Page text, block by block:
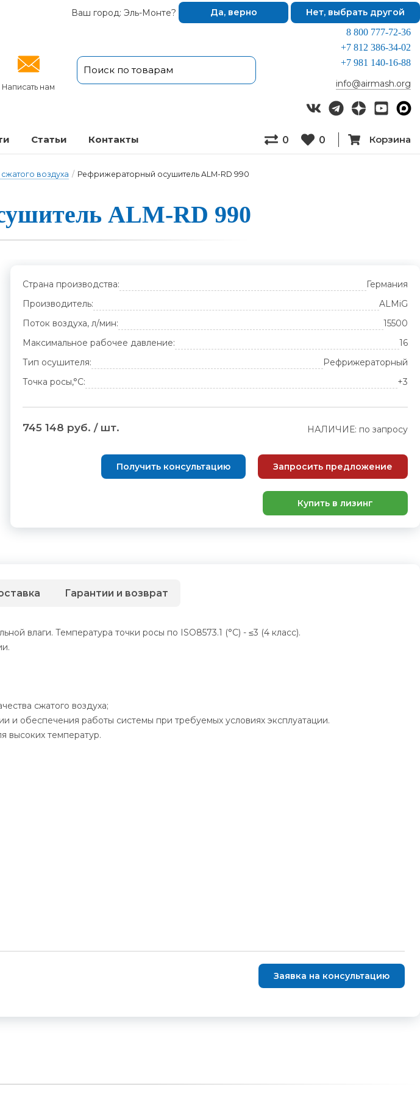
Ваш город: Эль-Монте? Да, верно Нет, выбрать другой
Написать нам
8 800 777-72-36
+7 812 386-34-02
+7 981 140-16-88
info@airmash.org
Статьи Кон­так­ты 0 0 Корзина
воздуха / Рефрижераторный осушитель ALM-RD 990
ALM-RD 990
Страна производства:
Германия
Производитель:
ALMiG
Поток воздуха, л/мин:
15500
Максимальное рабочее давление:
16
Тип осушителя:
Рефрижераторный
Точка росы,°С:
+3
745 148 руб. / шт. НАЛИЧИЕ: по запросу
Получить консультацию Запросить предложение
Купить в лизинг
влаги. Температура точки росы по ISO8573.1 (°C) - ≤3 (4 класс).
сжатого воздуха;
и обеспечения работы системы при требуемых условиях эксплуатации.
высоких температур.
Гарантии и возврат
Заявка на консультацию